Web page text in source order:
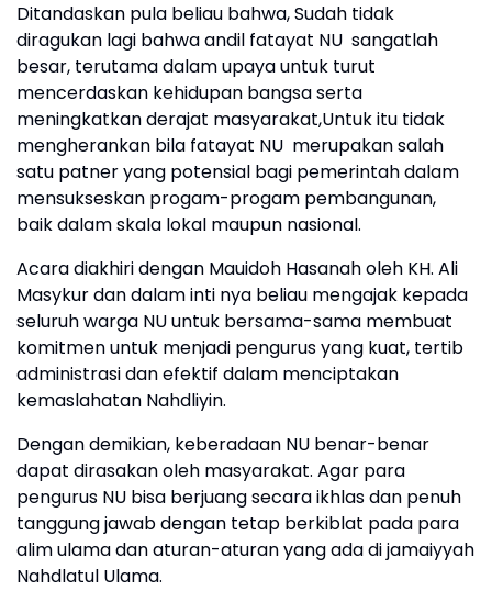
Ditandaskan pula beliau bahwa, Sudah tidak
diragukan lagi bahwa andil fatayat NU sangatlah
besar, terutama dalam upaya untuk turut
mencerdaskan kehidupan bangsa serta
meningkatkan derajat masyarakat,Untuk itu tidak
mengherankan bila fatayat NU merupakan salah
satu patner yang potensial bagi pemerintah dalam
mensukseskan progam-progam pembangunan,
baik dalam skala lokal maupun nasional.
Acara diakhiri dengan Mauidoh Hasanah oleh KH. Ali
Masykur dan dalam inti nya beliau mengajak kepada
seluruh warga NU untuk bersama-sama membuat
komitmen untuk menjadi pengurus yang kuat, tertib
administrasi dan efektif dalam menciptakan
kemaslahatan Nahdliyin.
Dengan demikian, keberadaan NU benar-benar
dapat dirasakan oleh masyarakat. Agar para
pengurus NU bisa berjuang secara ikhlas dan penuh
tanggung jawab dengan tetap berkiblat pada para
alim ulama dan aturan-aturan yang ada di jamaiyyah
Nahdlatul Ulama.